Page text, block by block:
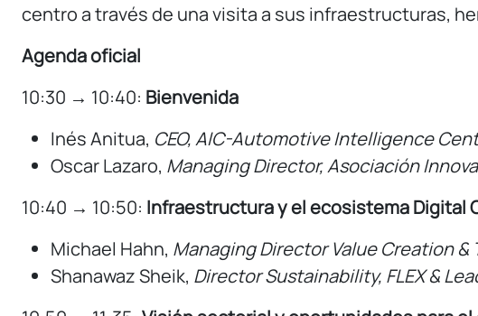
centro a través de una visita a sus infraestructuras,
Agenda oficial
10:30 → 10:40: Bienvenida
Inés Anitua, CEO, AIC-Automotive Intelligence
Oscar Lazaro, Managing Director,Asociación
10:40 → 10:50: Infraestructura y el ecosistema Digital
Michael Hahn, ManagingDirectorValue Creation&
Shanawaz Sheik, DirectorSustainability, FLEX &